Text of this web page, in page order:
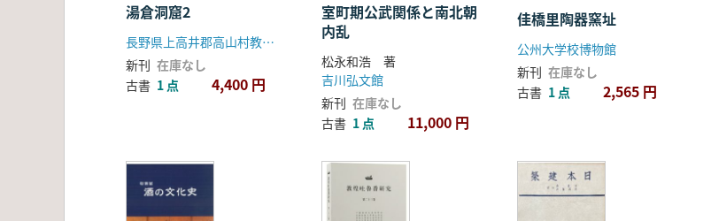
湯倉洞窟2
長野県上高井郡高山村教育委員会
新刊 在庫なし
古書 1 点 4,400 円
室町期公武関係と南北朝
内乱
松永和浩 著
吉川弘文館
新刊 在庫なし
古書 1 点 11,000 円
佳橋里陶器窯址
公州大学校博物館
新刊 在庫なし
古書 1 点 2,565 円